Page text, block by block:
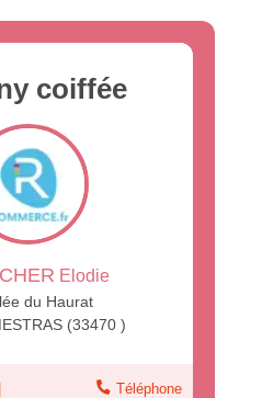
coiffée
Elodie
du Haurat
(33470 )
Téléphone